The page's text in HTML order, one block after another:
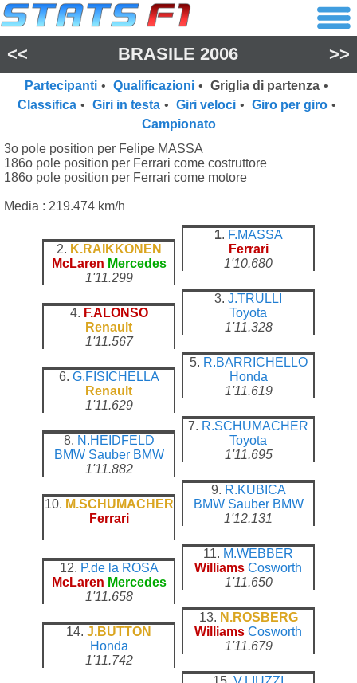
<< BRASILE 2006 >>
Partecipanti • Qualificazioni • Griglia di partenza •
Classifica • Giri in testa • Giri veloci • Giro per giro •
Campionato
3o pole position per Felipe MASSA
186o pole position per Ferrari come costruttore
186o pole position per Ferrari come motore
Media : 219.474 km/h
2. K.RAIKKONEN
McLaren Mercedes
1'11.299
1. F.MASSA
Ferrari
1'10.680
4. F.ALONSO
Renault
1'11.567
3. J.TRULLI
Toyota
1'11.328
6. G.FISICHELLA
Renault
1'11.629
5. R.BARRICHELLO
Honda
1'11.619
8. N.HEIDFELD
BMW Sauber BMW
1'11.882
7. R.SCHUMACHER
Toyota
1'11.695
10. M.SCHUMACHER
Ferrari
9. R.KUBICA
BMW Sauber BMW
1'12.131
12. P.de la ROSA
McLaren Mercedes
1'11.658
11. M.WEBBER
Williams Cosworth
1'11.650
14. J.BUTTON
Honda
1'11.742
13. N.ROSBERG
Williams Cosworth
1'11.679